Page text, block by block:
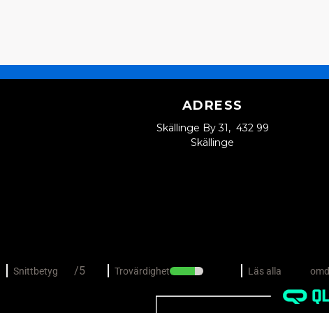
ADRESS
Skällinge By 31, 432 99
Skällinge